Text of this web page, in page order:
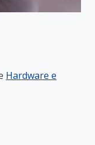
Hardware e